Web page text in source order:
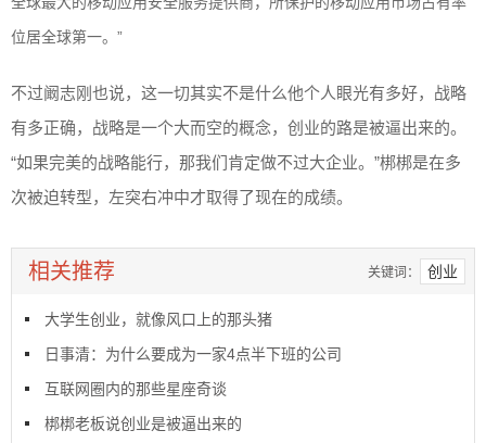
位居全球第一。”
不过阚志刚也说，这一切其实不是什么他个人眼光有多好，战略
有多正确，战略是一个大而空的概念，创业的路是被逼出来的。
“如果完美的战略能行，那我们肯定做不过大企业。”梆梆是在多
次被迫转型，左突右冲中才取得了现在的成绩。
相关推荐 关键词： 创业
大学生创业，就像风口上的那头猪
日事清：为什么要成为一家4点半下班的公司
互联网圈内的那些星座奇谈
梆梆老板说创业是被逼出来的